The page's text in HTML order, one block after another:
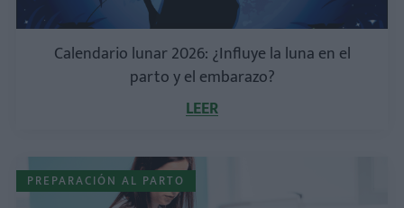
Calendario lunar 2026: ¿Influye la luna en el
parto y el embarazo?
LEER
PREPARACIÓN AL PARTO